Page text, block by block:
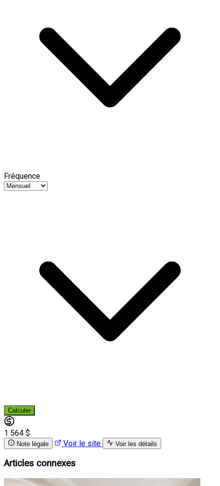
Fréquence
Calculer
1 564 $
Note légale Voir le site Voir les détails
Articles connexes